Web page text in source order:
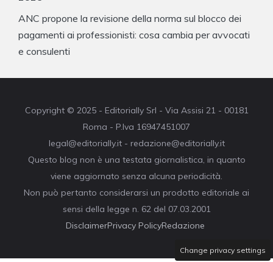
ANC propone la revisione della norma sul blocco dei
pagamenti ai professionisti: cosa cambia per avvocati
e consulenti
Copyright © 2025 - Editorially Srl - Via Assisi 21 - 00181
Roma - P.Iva 16947451007
legal@editorially.it - redazione@editorially.it
Questo blog non è una testata giornalistica, in quanto
viene aggiornato senza alcuna periodicità.
Non può pertanto considerarsi un prodotto editoriale ai
sensi della legge n. 62 del 07.03.2001
DisclaimerPrivacy PolicyRedazione
Change privacy settings